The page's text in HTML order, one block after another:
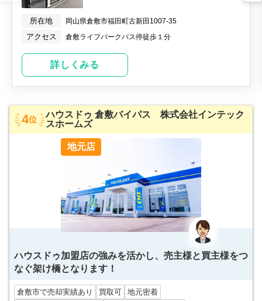
所在地 岡山県倉敷市福田町古新田1007-35
アクセス 倉敷ライフパークバス停徒歩１分
詳しくみる
4位
ハウスドゥ 倉敷バイパス 株式会社インテック
スホームズ
地元店
ハウスドゥ加盟店の強みを活かし、売主様と買主様をつ
なぐ架け橋となります！
倉敷市で売却実績あり 買取可
地元密着